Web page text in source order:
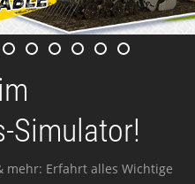
Simulator!
mehr: Erfahrt alles Wichtige